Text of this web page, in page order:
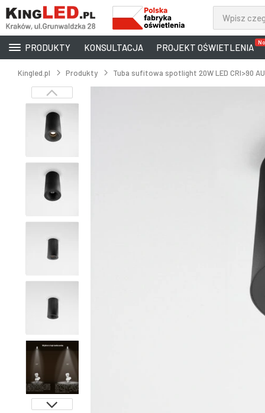
PRODUKTY KONSULTACJA PROJEKT OŚWIETLENIA
Kingled.pl Produkty Tuba sufitowa spotlight 20W LED CRI>90